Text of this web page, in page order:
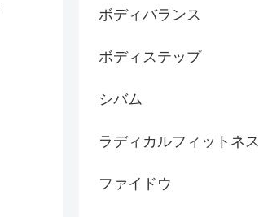
ボディバランス
ボディステップ
シバム
ラディカルフィットネス
ファイドウ